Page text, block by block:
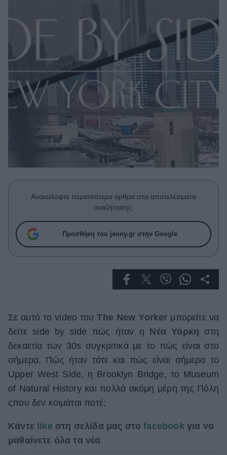
Beauty News
Well being
Ψυχολογία
Υγεία + Διατροφή
Σχέσεις & Σεξ
Fitness
Woman Power
Working Girl
Real Women
Celebrities
Συνεντεύξεις
Who
Ζώδια
Living
Deco
Green
Αφιερώματα
Ανακαλύψτε περισσότερα άρθρα στα αποτελέσματα
αναζήτησης.
Προσθήκη του jenny.gr στην Google
Σε αυτό το video τουThe New Yorker μπορείτε να
δείτε side by side πώς ήταν η Νέα Υόρκη στη
δεκαετία των 30s συγκριτικά με το πώς είναι στο
σήμερα. Πώς ήταν τότε και πώς είναι σήμερα το
Upper West Side, η Brooklyn Bridge, το Museum
of Natural History και πολλά ακόμη μέρη της Πόλη
ςπου δεν κοιμάται ποτέ;
Κάντε like στη σελίδα μας στοfacebookγια να
μαθαίνετε όλα τα νέα